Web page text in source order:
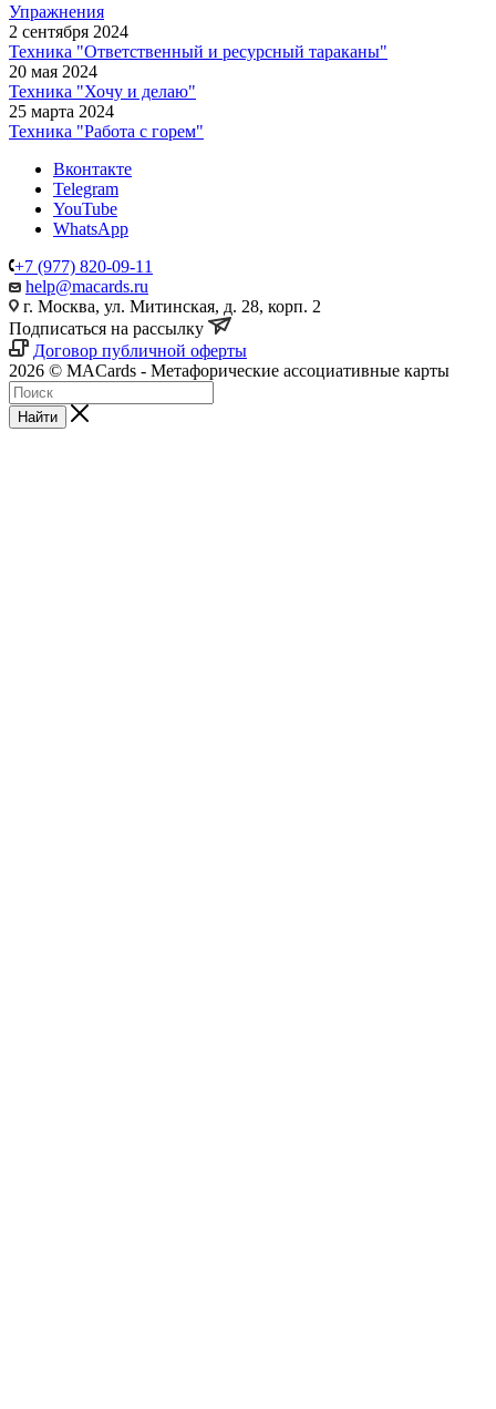
Упражнения
2 сентября 2024
Техника "Ответственный и ресурсный тараканы"
20 мая 2024
Техника "Хочу и делаю"
25 марта 2024
Техника "Работа с горем"
Вконтакте
Telegram
YouTube
WhatsApp
+7 (977) 820-09-11
help@macards.ru
г. Москва, ул. Митинская, д. 28, корп. 2
Подписаться на рассылку
Договор публичной оферты
2026 © MACards - Метафорические ассоциативные карты
Найти